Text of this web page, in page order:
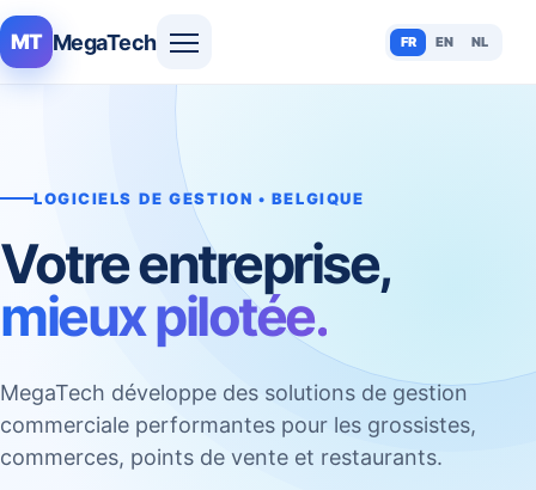
MT MegaTech FR EN NL
LOGICIELS DE GESTION • BELGIQUE
Votre entreprise,
mieux pilotée.
MegaTech développe des solutions de gestion
commerciale performantes pour les grossistes,
commerces, points de vente et restaurants.